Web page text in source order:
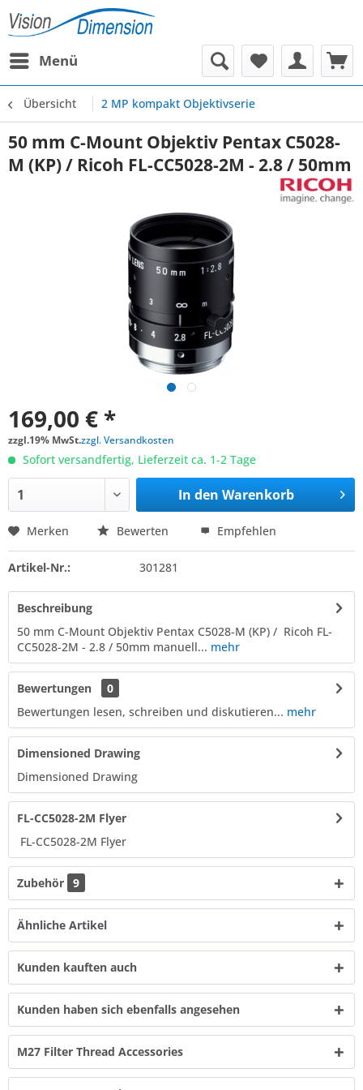
Menü
Übersicht 2 MP kompakt Objektivserie
50 mm C-Mount Objektiv Pentax C5028-
M (KP) / Ricoh FL-CC5028-2M - 2.8 / 50mm
169,00 € *
zzgl.19% MwSt.zzgl. Versandkosten
Sofort versandfertig, Lieferzeit ca. 1-2 Tage
In den Warenkorb
Merken Bewerten Empfehlen
Artikel-Nr.: 301281
Beschreibung
50 mm C-Mount Objektiv Pentax C5028-M (KP) / Ricoh FL-
CC5028-2M - 2.8 / 50mm manuell... mehr
Bewertungen
0
Bewertungen lesen, schreiben und diskutieren... mehr
Dimensioned Drawing
Dimensioned Drawing​
FL-CC5028-2M Flyer
FL-CC5028-2M Flyer
Zubehör 9
Ähnliche Artikel
Kunden kauften auch
Kunden haben sich ebenfalls angesehen
M27 Filter Thread Accessories